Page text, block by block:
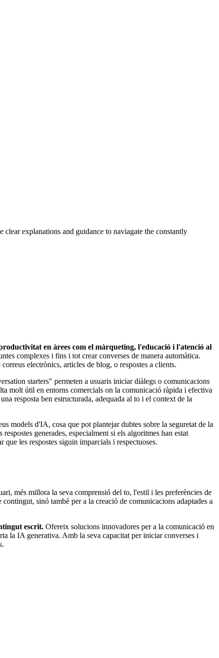
explanations and guidance to naviagate the constantly
en àrees com el màrqueting, l'educació i l'atenció al
complexes i fins i tot crear converses de manera automàtica.
electrònics, articles de blog, o respostes a clients.
starters" permeten a usuaris iniciar diàlegs o comunicacions
molt útil en entorns comercials on la comunicació ràpida i efectiva
resposta ben estructurada, adequada al to i el context de la
models d'IA, cosa que pot plantejar dubtes sobre la seguretat de la
generades, especialment si els algoritmes han estat
les respostes siguin imparcials i respectuoses.
més millora la seva comprensió del to, l'estil i les preferències de
sinó també per a la creació de comunicacions adaptades a
escrit. Ofereix solucions innovadores per a la comunicació en
la IA generativa. Amb la seva capacitat per iniciar converses i